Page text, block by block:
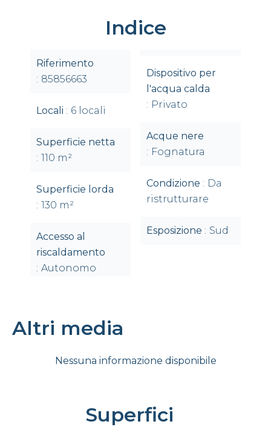
Indice
Riferimento
85856663
Locali 6 locali
Superficie netta
110 m²
Superficie lorda
130 m²
Accesso al
riscaldamento
Autonomo
Dispositivo per
l'acqua calda
Privato
Acque nere
Fognatura
Condizione
Da
ristrutturare
Esposizione Sud
Altri media
Nessuna informazione disponibile
Superfici